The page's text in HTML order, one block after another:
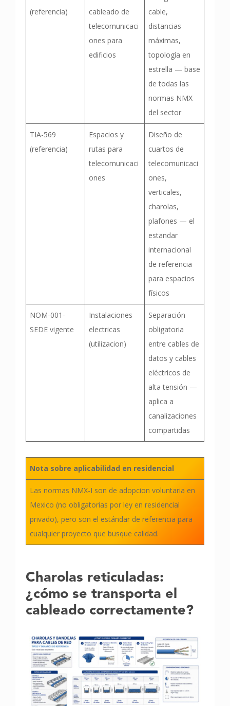
(referencia)
cableado de
telecomunicaci
ones para
edificios
cable,
distancias
máximas,
topología en
estrella — base
de todas las
normas NMX
del sector
TIA-569
(referencia)
Espacios y
rutas para
telecomunicaci
ones
Diseño de
cuartos de
telecomunicaci
ones,
verticales,
charolas,
plafones — el
estandar
internacional
de referencia
para espacios
físicos
NOM-001-
SEDE vigente
Instalaciones
electricas
(utilizacion)
Separación
obligatoria
entre cables de
datos y cables
eléctricos de
alta tensión —
aplica a
canalizaciones
compartidas
Nota sobre aplicabilidad en residencial
Las normas NMX-I son de adopcion voluntaria en
Mexico (no obligatorias por ley en residencial
privado), pero son el estándar de referencia para
cualquier proyecto que busque calidad.
Charolas reticuladas:
¿cómo se transporta el
cableado correctamente?